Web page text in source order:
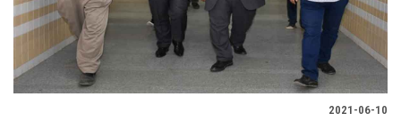
2021-06-10